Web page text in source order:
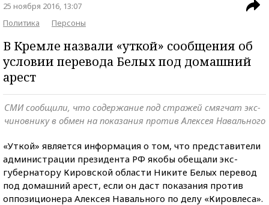
25 ноября 2016, 13:07
Политика
Персоны
В Кремле назвали «уткой» сообщения об
условии перевода Белых под домашний
арест
СМИ сообщили, что содержание под стражей смягчат экс-
чиновнику в обмен на показания против Алексея Навального
«Уткой» является информация о том, что представители
администрации президента РФ якобы обещали экс-
губернатору Кировской области Никите Белых перевод
под домашний арест, если он даст показания против
оппозиционера Алексея Навального по делу «Кировлеса».